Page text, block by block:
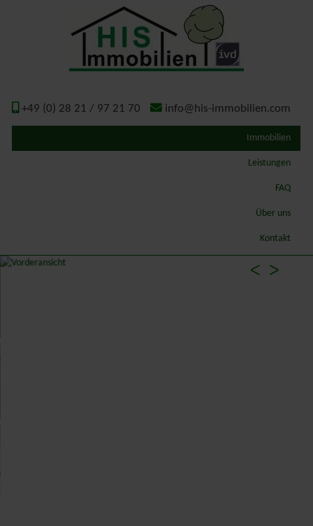
+49 (0) 28 21 / 97 21 70 info@his-immobilien.com
Immobilien
Leistungen
Gutachterausschuss Kreis Kleve
FAQ
Über uns
Kontakt
ᐸ ᐳ